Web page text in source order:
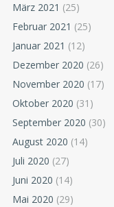
März 2021 (25)
Februar 2021 (25)
Januar 2021 (12)
Dezember 2020 (26)
November 2020 (17)
Oktober 2020 (31)
September 2020 (30)
August 2020 (14)
Juli 2020 (27)
Juni 2020 (14)
Mai 2020 (29)